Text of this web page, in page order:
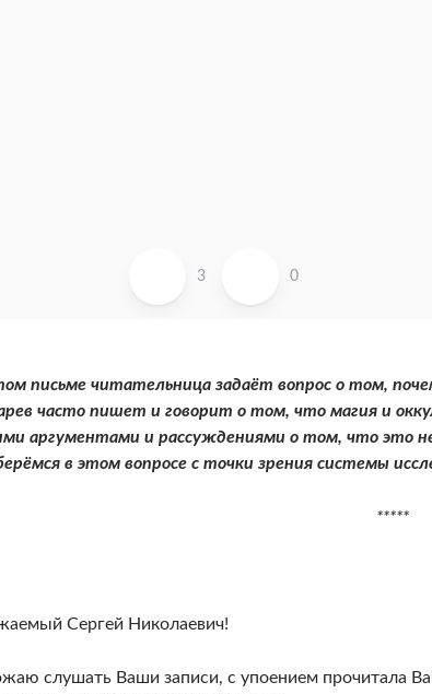
3 0
письме читательница задаёт вопрос о том,
часто пишет и говорит о том, что магия и
аргументами и рассуждениями о том, что это
в этом вопросе с точки зрения системы
*****
Сергей Николаевич!
слушать Ваши записи, с упоением прочитала